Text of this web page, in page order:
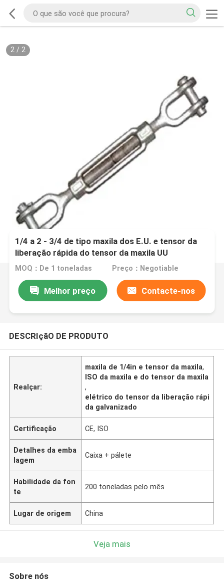
2/ 2
1/4 a 2 - 3/4 de tipo maxila dos E.U. e tensor da
liberação rápida do tensor da maxila UU
MOQ：De 1 toneladas Preço：Negotiable
Melhor preço Contacte-nos
DESCRIçãO DE PRODUTO
Realçar:
maxila de 1/4in e tensor da maxila,
ISO da maxila e do tensor da maxila
,
elétrico do tensor da liberação rápi
da galvanizado
Certificação CE, ISO
Detalhes da emba
lagem
Caixa + pálete
Habilidade da fon
te
200 toneladas pelo mês
Lugar de origem China
Veja mais
Sobre nós